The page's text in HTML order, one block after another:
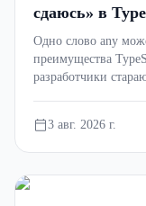
сдаюсь» в
Одно слово any
преимущества
разработчики
3 авг. 2026 г.